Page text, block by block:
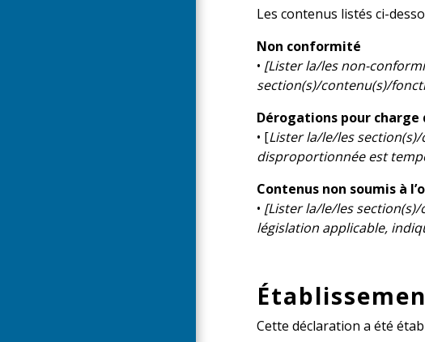
Les contenus listés ci-
Non conformité
• [Lister la/les non-
section(s)/contenu(s)/
Dérogations pour
• [Lister la/le/les
disproportionnée est
Contenus non soumis à
• [Lister la/le/les section(s)/
législation applicable,
Cette déclaration a été